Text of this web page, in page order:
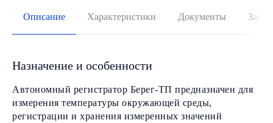
Описание Характеристики Документы
Назначение и особенности
Автономный регистратор Берег-ТП предназначен для
измерения температуры окружающей среды,
регистрации и хранения измеренных значений